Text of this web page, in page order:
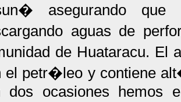
asegurando
aguas de
de Huataracu. El
el petr�leo y contiene
dos ocasiones hemos